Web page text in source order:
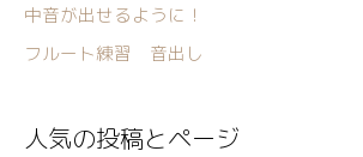
中音が出せるように！
フルート練習 音出し
人気の投稿とページ